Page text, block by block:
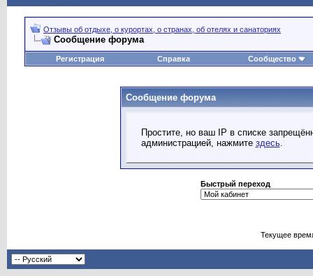
Отзывы об отдыхе, о курортах, о странах, об отелях и санаториях
Сообщение форума
Регистрация Справка Сообщество
Сообщение форума
Простите, но ваш IP в списке
администрацией, нажмите здесь.
Быстрый переход
Текущее